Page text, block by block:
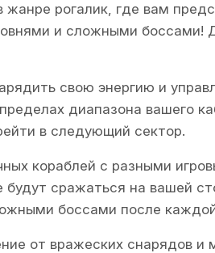
жанре рогалик, где вам
и сложными боссами!
свою энергию и
диапазона вашего
в следующий сектор.
кораблей с разными
будут сражаться на вашей
боссами после
от вражеских снарядов